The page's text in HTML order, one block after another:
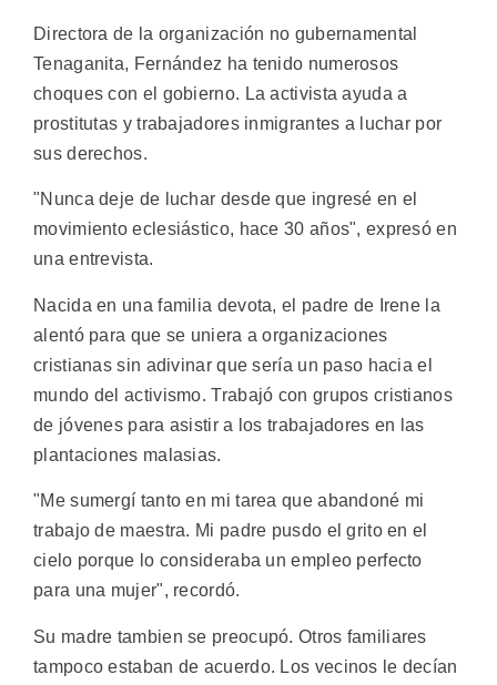
Directora de la organización no gubernamental
Tenaganita, Fernández ha tenido numerosos
choques con el gobierno. La activista ayuda a
prostitutas y trabajadores inmigrantes a luchar por
sus derechos.
"Nunca deje de luchar desde que ingresé en el
movimiento eclesiástico, hace 30 años", expresó en
una entrevista.
Nacida en una familia devota, el padre de Irene la
alentó para que se uniera a organizaciones
cristianas sin adivinar que sería un paso hacia el
mundo del activismo. Trabajó con grupos cristianos
de jóvenes para asistir a los trabajadores en las
plantaciones malasias.
"Me sumergí tanto en mi tarea que abandoné mi
trabajo de maestra. Mi padre pusdo el grito en el
cielo porque lo consideraba un empleo perfecto
para una mujer", recordó.
Su madre tambien se preocupó. Otros familiares
tampoco estaban de acuerdo. Los vecinos le decían